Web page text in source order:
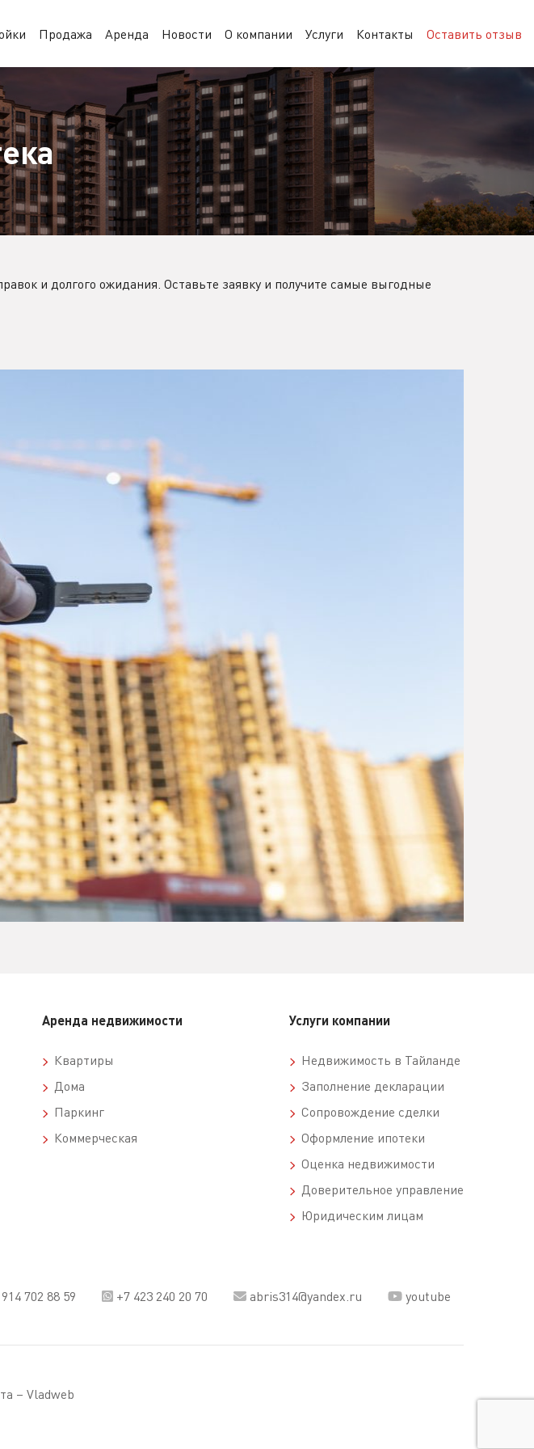
Продажа Аренда Новости О компании Услуги Контакты Оставить отзыв
и долгого ожидания. Оставьте заявку и получите самые выгодные
Аренда недвижимости
Квартиры
Дома
Паркинг
Коммерческая
Услуги компании
Недвижимость в Тайланде
Заполнение декларации
Сопровождение сделки
Оформление ипотеки
Оценка недвижимости
Доверительное управление
Юридическим лицам
702 88 59 +7 423 240 20 70 abris314@yandex.ru youtube
– Vladweb